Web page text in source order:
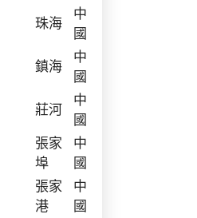
珠海
中
國
鎮海
中
國
莊河
中
國
張家
埠
中
國
張家
港
中
國